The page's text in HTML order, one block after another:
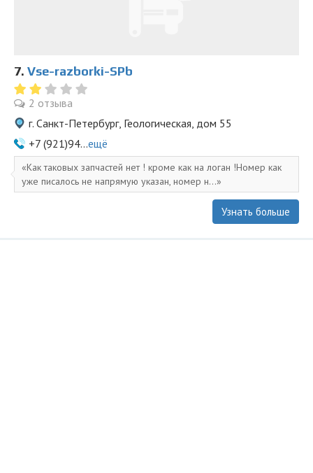
7. Vse-razborki-SPb
2 отзыва
г. Санкт-Петербург, Геологическая, дом 55
+7 (921)94...ещё
Как таковых запчастей нет ! кроме как на логан !Номер как
уже писалось не напрямую указан, номер н...
Узнать больше